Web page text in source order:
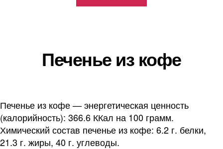
Печенье из кофе
Печенье из кофе — энергетическая ценность
(калорийность): 366.6 ККал на 100 грамм.
Химический состав печенье из кофе: 6.2 г. белки,
21.3 г. жиры, 40 г. углеводы.